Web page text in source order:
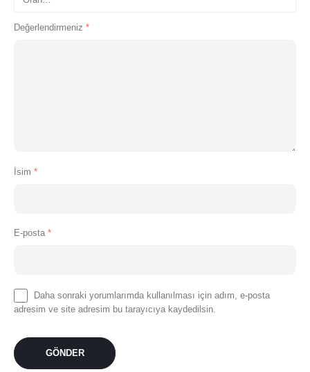
Değerlendirmeniz *
İsim *
E-posta *
Daha sonraki yorumlarımda kullanılması için adım, e-posta
adresim ve site adresim bu tarayıcıya kaydedilsin.